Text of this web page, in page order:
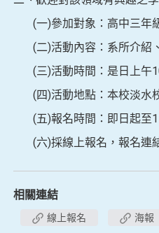
(一)參加對象：高中三年
(二)活動內容：系所介紹
(三)活動時間：是日上午
(四)活動地點：本校淡水
(五)報名時間：即日起至
(六)採線上報名，報名連
相關連結
線上報名 海報